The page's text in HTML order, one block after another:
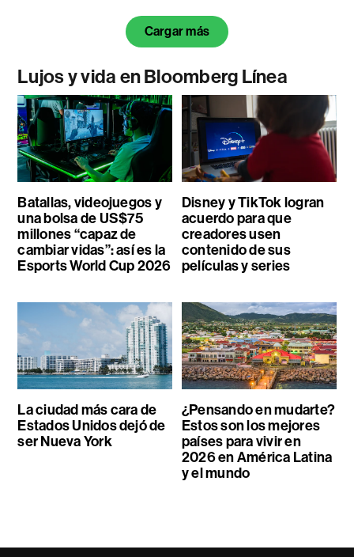
Cargar más
Lujos y vida en Bloomberg Línea
Batallas, videojuegos y
una bolsa de US$75
millones “capaz de
cambiar vidas”: así es la
Esports World Cup 2026
Disney y TikTok logran
acuerdo para que
creadores usen
contenido de sus
películas y series
La ciudad más cara de
Estados Unidos dejó de
ser Nueva York
¿Pensando en mudarte?
Estos son los mejores
países para vivir en
2026 en América Latina
y el mundo